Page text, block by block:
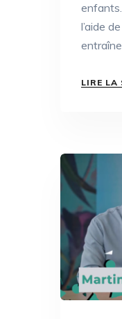
l’aide
LIRE LA